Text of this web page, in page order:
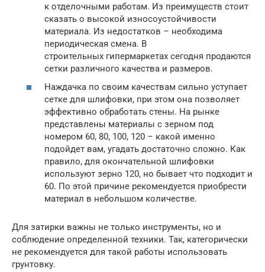
к отделочными работам. Из преимуществ стоит
сказать о высокой износоустойчивости
материала. Из недостатков – необходима
периодическая смена. В
строительных гипермаркетах сегодня продаются
сетки различного качества и размеров.
Наждачка по своим качествам сильно уступает
сетке для шлифовки, при этом она позволяет
эффективно обработать стены. На рынке
представлены материалы с зерном под
номером 60, 80, 100, 120 – какой именно
подойдет вам, угадать достаточно сложно. Как
правило, для окончательной шлифовки
используют зерно 120, но бывает что подходит и
60. По этой причине рекомендуется приобрести
материал в небольшом количестве.
Для затирки важны не только инструменты, но и
соблюдение определенной техники. Так, категорически
не рекомендуется для такой работы использовать
грунтовку.